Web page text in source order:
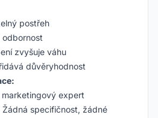
postřeh
odbornost
zvyšuje váhu
důvěryhodnost
marketingový expert
specifičnost, žádné